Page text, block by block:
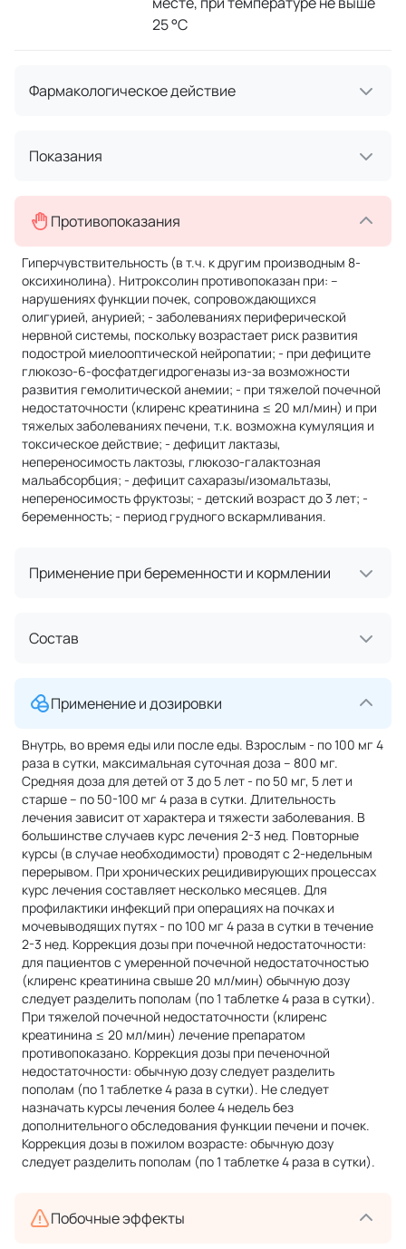
25 °C
Фармакологическое действие
Показания
Противопоказания
Гиперчувствительность (в т.ч. к другим производным 8-
оксихинолина). Нитроксолин противопоказан при: --
нарушениях функции почек, сопровождающихся
олигурией, анурией; - заболеваниях периферической
нервной системы, поскольку возрастает риск развития
подострой миелооптической нейропатии; - при дефиците
глюкозо-6-фосфатдегидрогеназы из-за возможности
развития гемолитической анемии; - при тяжелой почечной
недостаточности (клиренс креатинина ≤ 20 мл/мин) и при
тяжелых заболеваниях печени, т.к. возможна кумуляция и
токсическое действие; - дефицит лактазы,
непереносимость лактозы, глюкозо-галактозная
мальабсорбция; - дефицит сахаразы/изомальтазы,
непереносимость фруктозы; - детский возраст до 3 лет; -
беременность; - период грудного вскармливания.
Применение при беременности и кормлении
Состав
Применение и дозировки
Внутрь, во время еды или после еды. Взрослым - по 100 мг 4
раза в сутки, максимальная суточная доза – 800 мг.
Средняя доза для детей от 3 до 5 лет - по 50 мг, 5 лет и
старше – по 50-100 мг 4 раза в сутки. Длительность
лечения зависит от характера и тяжести заболевания. В
большинстве случаев курс лечения 2-3 нед. Повторные
курсы (в случае необходимости) проводят с 2-недельным
перерывом. При хронических рецидивирующих процессах
курс лечения составляет несколько месяцев. Для
профилактики инфекций при операциях на почках и
мочевыводящих путях - по 100 мг 4 раза в сутки в течение
2-3 нед. Коррекция дозы при почечной недостаточности:
для пациентов с умеренной почечной недостаточностью
(клиренс креатинина свыше 20 мл/мин) обычную дозу
следует разделить пополам (по 1 таблетке 4 раза в сутки).
При тяжелой почечной недостаточности (клиренс
креатинина ≤ 20 мл/мин) лечение препаратом
противопоказано. Коррекция дозы при печеночной
недостаточности: обычную дозу следует разделить
пополам (по 1 таблетке 4 раза в сутки). Не следует
назначать курсы лечения более 4 недель без
дополнительного обследования функции печени и почек.
Коррекция дозы в пожилом возрасте: обычную дозу
следует разделить пополам (по 1 таблетке 4 раза в сутки).
Побочные эффекты